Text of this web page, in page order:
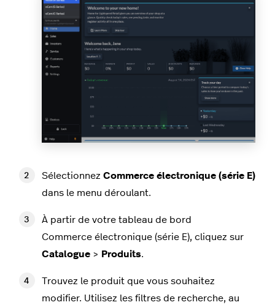
Sélectionnez Commerce électronique (série E)
dans le menu déroulant.
À partir de votre tableau de bord
Commerce électronique (série E), cliquez sur
Catalogue > Produits.
Trouvez le produit que vous souhaitez
modifier. Utilisez les filtres de recherche, au